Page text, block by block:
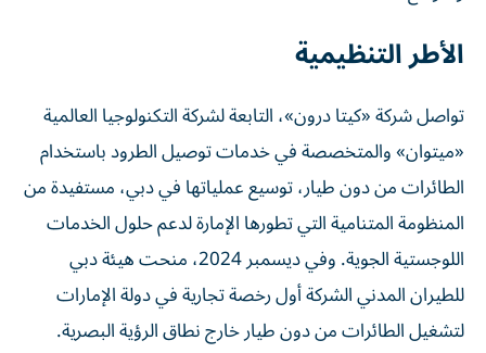
الأطر التنظيمية
تواصل شركة «كيتا درون»، التابعة لشركة التكنولوجيا العالمية
«ميتوان» والمتخصصة في خدمات توصيل الطرود باستخدام
الطائرات من دون طيار، توسيع عملياتها في دبي، مستفيدة من
المنظومة المتنامية التي تطورها الإمارة لدعم حلول الخدمات
اللوجستية الجوية. وفي ديسمبر 2024، منحت هيئة دبي
للطيران المدني الشركة أول رخصة تجارية في دولة الإمارات
لتشغيل الطائرات من دون طيار خارج نطاق الرؤية البصرية.